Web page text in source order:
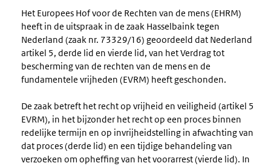
Het Europees Hof voor de Rechten van de mens (EHRM)
heeft in de uitspraak in de zaak Hasselbaink tegen
Nederland (zaak nr. 73329/16) geoordeeld dat Nederland
artikel 5, derde lid en vierde lid, van het Verdrag tot
bescherming van de rechten van de mens en de
fundamentele vrijheden (EVRM) heeft geschonden.
De zaak betreft het recht op vrijheid en veiligheid (artikel 5
EVRM), in het bijzonder het recht op een proces binnen
redelijke termijn en op invrijheidstelling in afwachting van
dat proces (derde lid) en een tijdige behandeling van
verzoeken om opheffing van het voorarrest (vierde lid). In